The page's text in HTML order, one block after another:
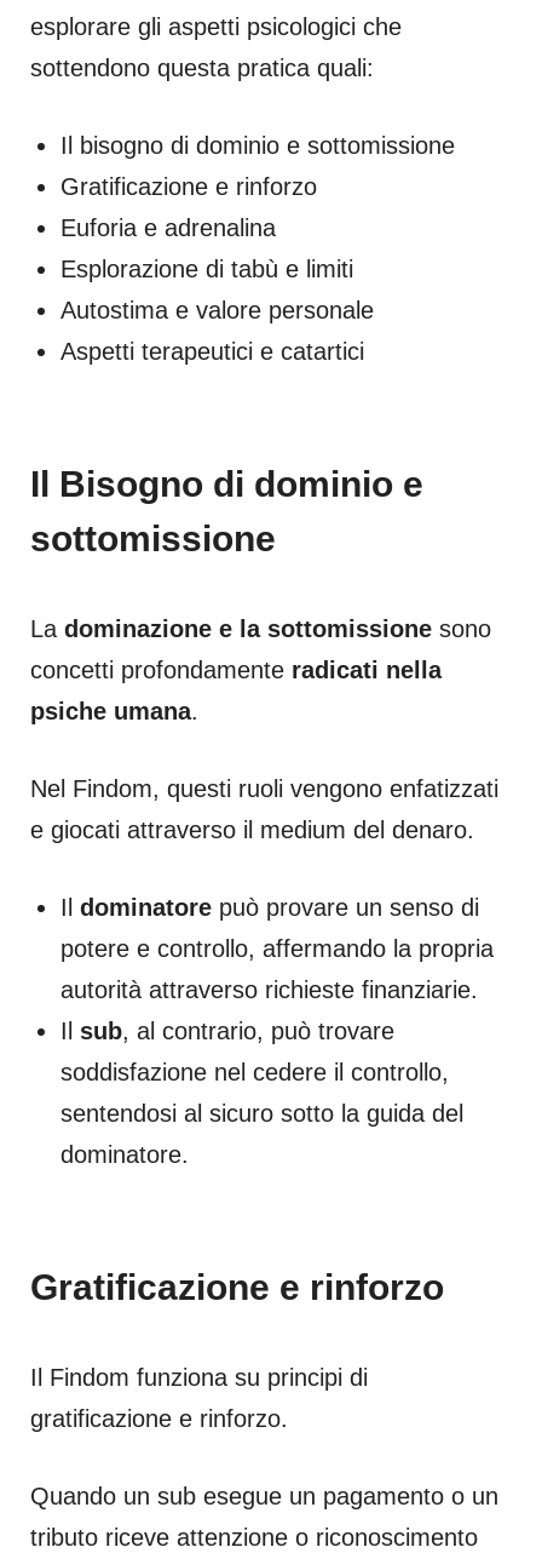
esplorare gli aspetti psicologici che
sottendono questa pratica quali:
Il bisogno di dominio e sottomissione
Gratificazione e rinforzo
Euforia e adrenalina
Esplorazione di tabù e limiti
Autostima e valore personale
Aspetti terapeutici e catartici
Il Bisogno di dominio e
sottomissione
La dominazione e la sottomissione sono
concetti profondamente radicati nella
psiche umana.
Nel Findom, questi ruoli vengono enfatizzati
e giocati attraverso il medium del denaro.
Il dominatore può provare un senso di
potere e controllo, affermando la propria
autorità attraverso richieste finanziarie.
Il sub, al contrario, può trovare
soddisfazione nel cedere il controllo,
sentendosi al sicuro sotto la guida del
dominatore.
Gratificazione e rinforzo
Il Findom funziona su principi di
gratificazione e rinforzo.
Quando un sub esegue un pagamento o un
tributo riceve attenzione o riconoscimento